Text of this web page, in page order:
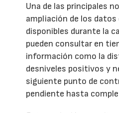
Una de las principales
ampliación de los datos
disponibles durante la
pueden consultar en
información como la
desniveles positivos y
siguiente punto de
pendiente hasta